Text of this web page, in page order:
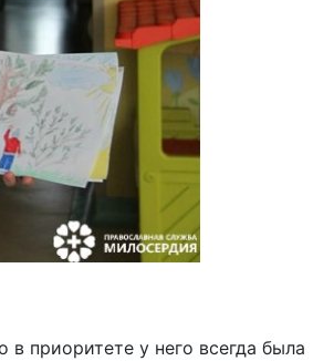
приоритете у него всегда была